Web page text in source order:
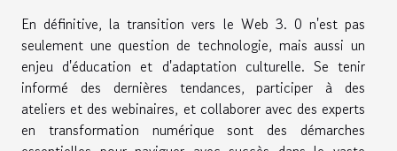
En définitive, la transition vers le Web 3. 0 n'est pas
seulement une question de technologie, mais aussi un
enjeu d'éducation et d'adaptation culturelle. Se tenir
informé des dernières tendances, participer à des
ateliers et des webinaires, et collaborer avec des experts
en transformation numérique sont des démarches